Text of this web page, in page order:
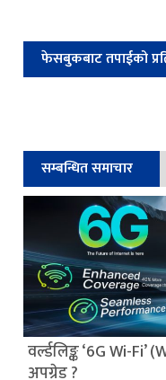
फेसबुकबाट तपाईको
सम्बन्धित समाचार
वर्ल्डलिङ्क ‘6G Wi-
अपग्रेड ?